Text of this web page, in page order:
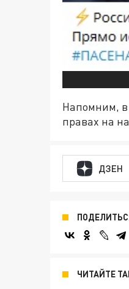
Напомним, в
правах на
ДЗЕН
ЧИТАЙТЕ